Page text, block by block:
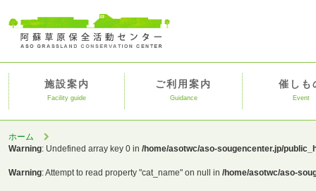
施設案内
Facility guide
ご利用案内
Guidance
催しも
Event
ホーム
Warning: Undefined array key 0 in /home/asotwc/aso-sougencenter.jp/
Warning: Attempt to read property "cat_name" on null in /home/asotwc/aso-